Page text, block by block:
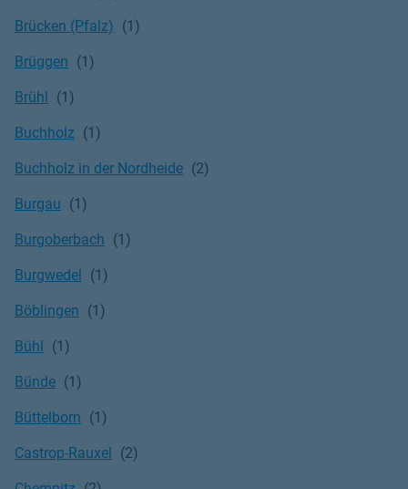
Brücken (Pfalz)
Brüggen
Brühl
Buchholz
Buchholz in der Nordheide
Burgau
Burgoberbach
Burgwedel
Böblingen
Bühl
Bünde
Büttelborn
Castrop-Rauxel